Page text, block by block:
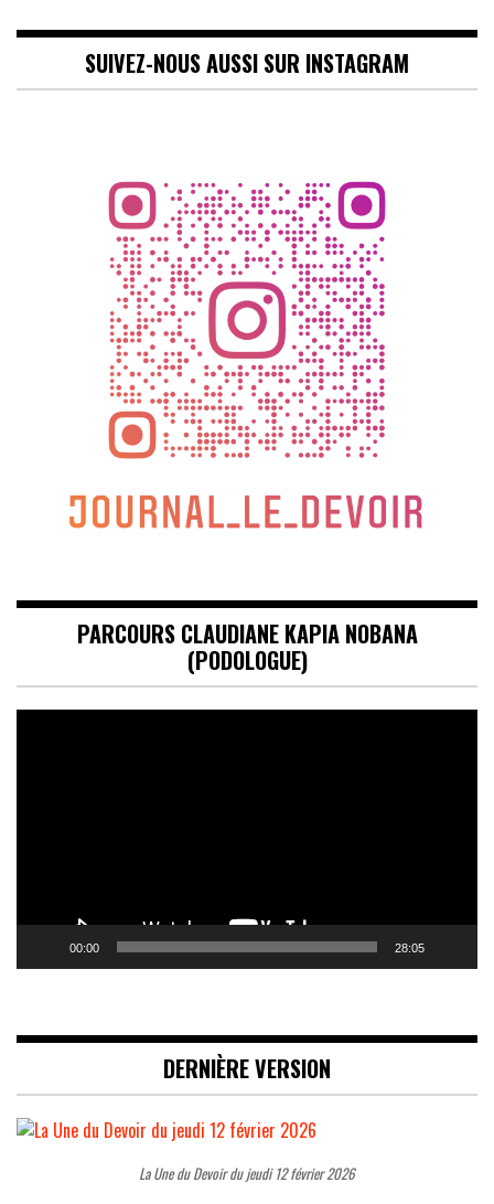
SUIVEZ-NOUS AUSSI SUR INSTAGRAM
PARCOURS CLAUDIANE KAPIA NOBANA
(PODOLOGUE)
00:00 28:05
DERNIÈRE VERSION
La Une du Devoir du jeudi 12 février 2026